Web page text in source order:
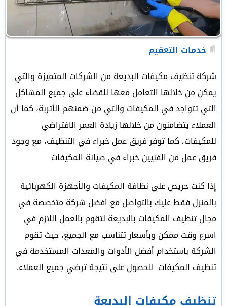
خدمات التعقيم
شركة تنظيف مكيفات البديعة من الشركات المتميزة والتي
يمكن من خلالها التعامل معها للقضاء على جميع المشاكل
التي تتواجد في المكيفات والتي من ضمنهم الأتربة، كما أن
العملاء يتضامنون من خلالها زيادة العمر الافتراضي
للمكيفات، كما توفر فريق عمل خبراء في التنظيف، مع وجود
فريق عمل من الفنيين خبراء في صيانة المكيفات
إذا كنت حريص على نظافة المكيفات والأجهزة الكهربائية
بالمنزل فقط عليك بالتواصل مع افضل شركة متخصصة في
مجال تنظيف المكيفات بالبديعة لتقوم بالعمل اللازم في
اسرع وقت ممكن وبأسعار تتناسب مع الجميع، حيث تقوم
الشركة باستخدام أفضل الأدوات والمعدات المستخدمة في
تنظيف المكيفات للحصول على نتيجة ترضي جميع العملاء.
تنظيف مكيفات البديعة